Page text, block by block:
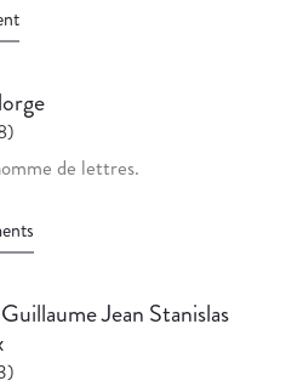
de lettres.
Jean Stanislas